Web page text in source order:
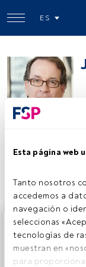
Esta página web
Tanto nosotros
accedemos a
navegación o
seleccionas
tecnologías de
muestran en
para
ES
Compartir:
Este es un
de FundsPeople.
botón Login. Si
registrarte y